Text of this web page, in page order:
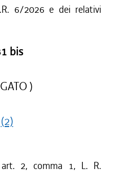
6/2026 e dei relativi
bis
)
(2)
2, comma 1, L. R.